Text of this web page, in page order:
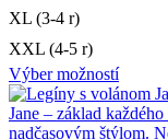
XL (3-4 r)
XXL (4-5 r)
Výber možností